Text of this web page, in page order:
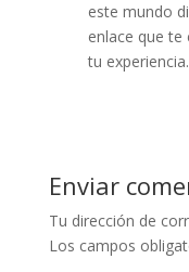
este mundo
enlace que
tu experiencia.
Enviar
Tu dirección de
Los campos